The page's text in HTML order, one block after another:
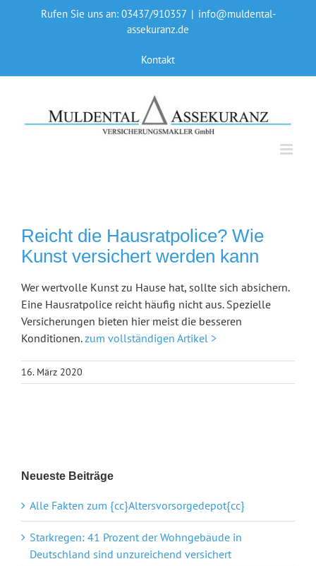
Rufen Sie uns an: 03437/910357 | info@muldental-
assekuranz.de
Kontakt
Reicht die Hausratpolice? Wie
Kunst versichert werden kann
Wer wertvolle Kunst zu Hause hat, sollte sich absichern.
Eine Hausratpolice reicht häufig nicht aus. Spezielle
Versicherungen bieten hier meist die besseren
Konditionen.zum vollständigen Artikel >
16. März 2020
Neueste Beiträge
Alle Fakten zum {cc}Altersvorsorgedepot{cc}
Starkregen: 41 Prozent der Wohngebäude in
Deutschland sind unzureichend versichert